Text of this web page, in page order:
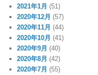
2021年1月 (51)
2020年12月 (57)
2020年11月 (44)
2020年10月 (41)
2020年9月 (40)
2020年8月 (42)
2020年7月 (55)